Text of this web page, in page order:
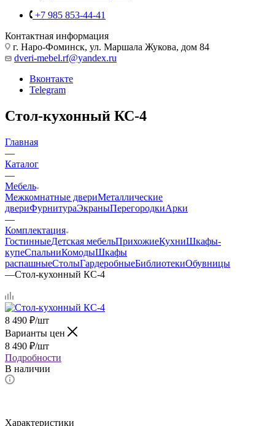
+7 985 853-44-41
Контактная информация
г. Наро-Фоминск, ул. Маршала Жукова, дом 84
dveri-mebel.rf@yandex.ru
Вконтакте
Telegram
Стол-кухонный КС-4
Главная
—
Каталог
—
Мебель
Межкомнатные двериМеталлические
двериФурнитураЭкраныПерегородкиАрки
—
Комплектация
ГостинныеДетская мебельПрихожиеКухниШкафы-
купеСпальниКомодыШкафы
распашныеСтолыГардеробныеБиблиотекиОбувницы
—Стол-кухонный КС-4
8 490 ₽/шт
Варианты цен
8 490 ₽/шт
Подробности
В наличии
Характеристики